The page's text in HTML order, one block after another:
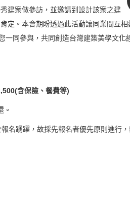
建案做參訪，並邀請到設計該案之建
定。本會期盼透過此活動讓同業間互相
一同參與，共同創造台灣建築美學文化
含保險、餐費等)
。
報名踴躍，故採先報名者優先原則進行